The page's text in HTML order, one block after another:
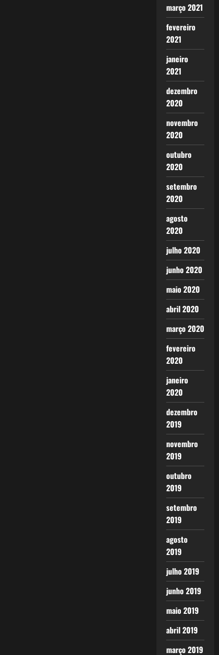
março 2021
fevereiro
2021
janeiro
2021
dezembro
2020
novembro
2020
outubro
2020
setembro
2020
agosto
2020
julho 2020
junho 2020
maio 2020
abril 2020
março 2020
fevereiro
2020
janeiro
2020
dezembro
2019
novembro
2019
outubro
2019
setembro
2019
agosto
2019
julho 2019
junho 2019
maio 2019
abril 2019
março 2019